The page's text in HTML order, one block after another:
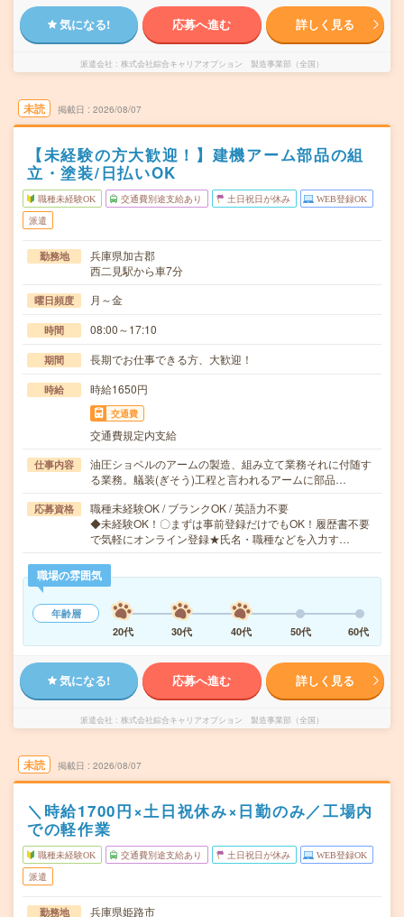
気になる! 応募へ進む 詳しく見る
派遣会社 株式会社綜合キャリアオプション 製造事業部（全国）
未読 掲載日 2026/08/07
【未経験の方大歓迎！】建機アーム部品の組
立・塗装/日払いOK
職種未経験OK 交通費別途支給あり 土日祝日が休み WEB登録OK
派遣
勤務地
兵庫県加古郡
西二見駅から車7分
曜日頻度 月～金
時間 08:00～17:10
期間 長期でお仕事できる方、大歓迎！
時給 時給1650円
交通費
交通費規定内支給
仕事内容
油圧ショベルのアームの製造、組み立て業務それに付随す
る業務。艤装(ぎそう)工程と言われるアームに部品…
応募資格
職種未経験OK / ブランクOK / 英語力不要
◆未経験OK！〇まずは事前登録だけでもOK！履歴書不要
で気軽にオンライン登録★氏名・職種などを入力す…
職場の雰囲気
年齢層
20代
30代 40代 50代 60代
気になる! 応募へ進む 詳しく見る
派遣会社 株式会社綜合キャリアオプション 製造事業部（全国）
未読 掲載日 2026/08/07
＼時給1700円×土日祝休み×日勤のみ／工場内
での軽作業
職種未経験OK 交通費別途支給あり 土日祝日が休み WEB登録OK
派遣
勤務地 兵庫県姫路市